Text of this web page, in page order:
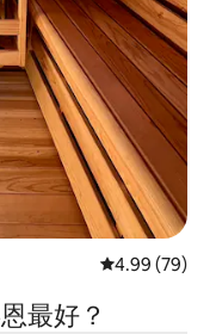
平均评分 4.99
4.99 (79)
最好？